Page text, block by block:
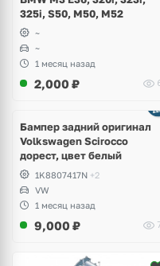
325i, S50, M50, M52
~
~
1 месяц назад
2,000 ₽
Бампер задний оригинал
Volkswagen Scirocco
дорест, цвет белый
1K8807417N +2
VW
1 месяц назад
9,000 ₽
2 фото